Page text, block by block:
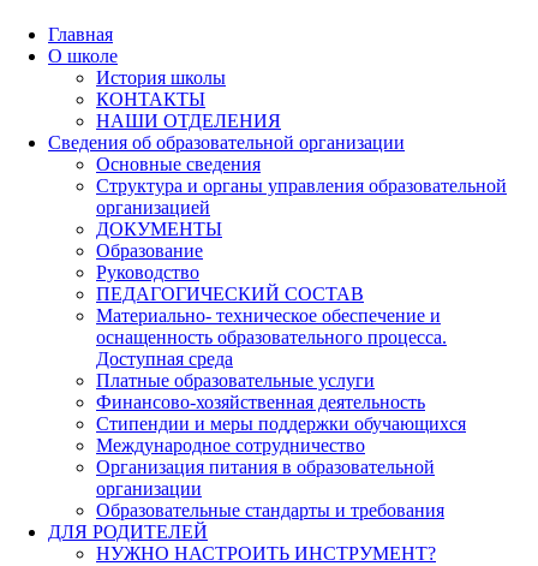
Главная
О школе
История школы
КОНТАКТЫ
НАШИ ОТДЕЛЕНИЯ
Сведения об образовательной организации
Основные сведения
Структура и органы управления образовательной
организацией
ДОКУМЕНТЫ
Образование
Руководство
ПЕДАГОГИЧЕСКИЙ СОСТАВ
Материально- техническое обеспечение и
оснащенность образовательного процесса.
Доступная среда
Платные образовательные услуги
Финансово-хозяйственная деятельность
Стипендии и меры поддержки обучающихся
Международное сотрудничество
Организация питания в образовательной
организации
Образовательные стандарты и требования
ДЛЯ РОДИТЕЛЕЙ
НУЖНО НАСТРОИТЬ ИНСТРУМЕНТ?